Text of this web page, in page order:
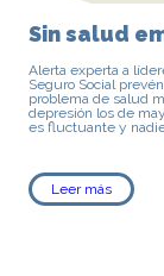
Sin salud
Alerta experta a
Seguro Social
problema de salud
depresión los de
es fluctuante y
Leer más